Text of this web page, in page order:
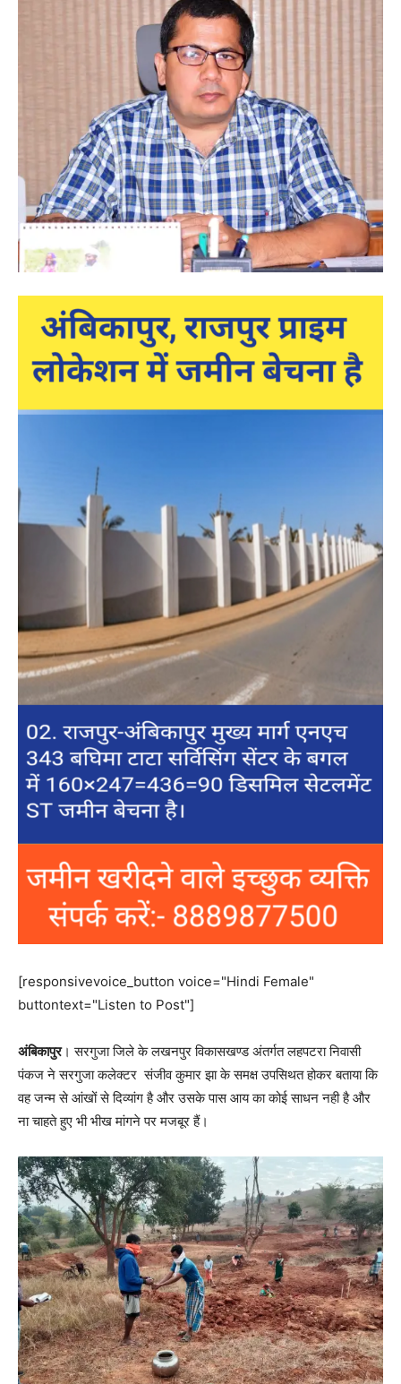
[responsivevoice_button voice="Hindi Female"
buttontext="Listen to Post"]
अंबिकापुर। सरगुजा जिले के लखनपुर विकासखण्ड अंतर्गत लहपटरा निवासी
पंकज ने सरगुजा कलेक्टर संजीव कुमार झा के समक्ष उपसिथत होकर बताया कि
वह जन्म से आंखों से दिव्यांग है और उसके पास आय का कोई साधन नही है और
ना चाहते हुए भी भीख मांगने पर मजबूर हैं।